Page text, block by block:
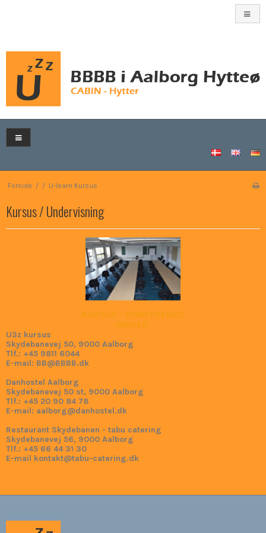
Forside / / U-learn Kursus
Kursus / Undervisning
KURSUS - KONFERENCE
MØDER
U3z kursus
Skydebanevej 50, 9000 Aalborg
Tlf.: +45 9811 6044
E-mail: BB@BBBB.dk
Danhostel Aalborg
Skydebanevej 50 st, 9000 Aalborg
Tlf.: +45 20 90 84 78
E-mail: aalborg@danhostel.dk
Restaurant Skydebanen - tabu catering
Skydebanevej 56, 9000 Aalborg
Tlf.: +45 66 44 31 30
E-mail kontakt@tabu-catering.dk